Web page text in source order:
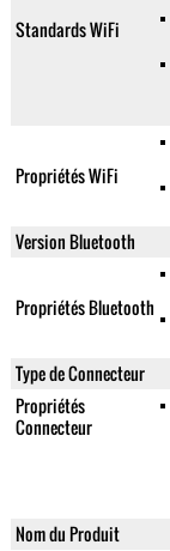
Standards WiFi
Propriétés WiFi
Version Bluetooth
Propriétés Bluetooth
Type de Connecteur
Propriétés
Connecteur
Nom du Produit